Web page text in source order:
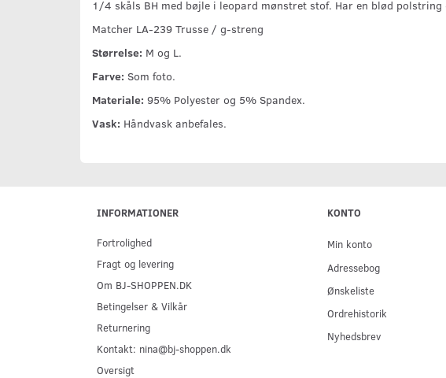
1/4 skåls BH med bøjle i leopard mønstret stof. Har en blød
Matcher LA-239 Trusse / g-streng
Størrelse: M og L.
Farve: Som foto.
Materiale: 95% Polyester og 5% Spandex.
Vask: Håndvask anbefales.
INFORMATIONER
Fortrolighed
Fragt og levering
Om BJ-SHOPPEN.DK
Betingelser & Vilkår
Returnering
Kontakt: nina@bj-shoppen.dk
Oversigt
KONTO
Min konto
Adressebog
Ønskeliste
Ordrehistorik
Nyhedsbrev